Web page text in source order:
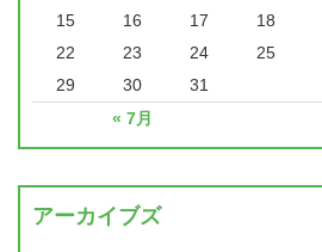
« 7月
15
16 17 18
22
23 24 25
29
30 31
アーカイブズ